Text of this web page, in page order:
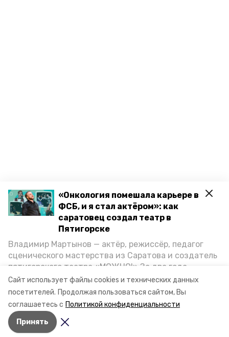
Сайт использует файлы cookies и технических данных
посетителей. Продолжая пользоваться сайтом, Вы
соглашаетесь с Политикой конфиденциальности
Принять
«Онкология помешала карьере в
ФСБ, и я стал актёром»: как
саратовец создал театр в
Пятигорске
Владимир Мартынов — актёр, режиссёр, педагог
сценического мастерства из Саратова и создатель
пятигорского театра «МОЖНО!» За два года
существования театр выпустил восемь спектаклей,
впереди — новые премьеры. О том, как стал
артистом, попал в Пятигорск и собрал труппу,
режиссёр рассказал корреспонденту «Портала
Пятигорска».
Разделы